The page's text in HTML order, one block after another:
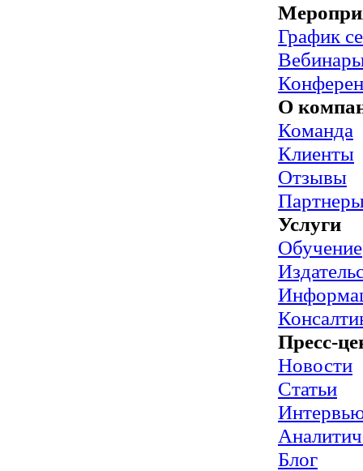
График
О
Команда
Клиенты
Отзывы
Услуги
Обучение
Пресс-
Новости
Статьи
Блог